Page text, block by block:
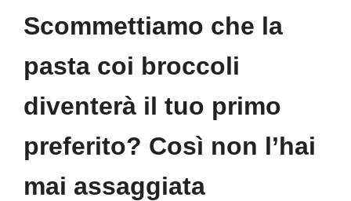
Scommettiamo che la
pasta coi broccoli
diventerà il tuo primo
preferito? Così non l’hai
mai assaggiata